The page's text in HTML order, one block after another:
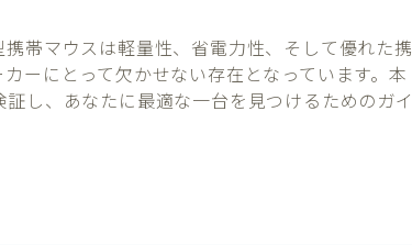
帯マウスは軽量性、省電力性、そして優れた携
ーにとって欠かせない存在となっています。本
し、あなたに最適な一台を見つけるためのガイ